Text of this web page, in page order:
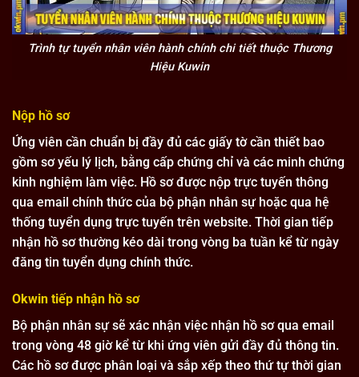
Trình tự tuyển nhân viên hành chính chi tiết thuộc Thương
Hiệu Kuwin
Nộp hồ sơ
Ứng viên cần chuẩn bị đầy đủ các giấy tờ cần thiết bao
gồm sơ yếu lý lịch, bằng cấp chứng chỉ và các minh chứng
kinh nghiệm làm việc. Hồ sơ được nộp trực tuyến thông
qua email chính thức của bộ phận nhân sự hoặc qua hệ
thống tuyển dụng trực tuyến trên website. Thời gian tiếp
nhận hồ sơ thường kéo dài trong vòng ba tuần kể từ ngày
đăng tin tuyển dụng chính thức.
Okwin tiếp nhận hồ sơ
Bộ phận nhân sự sẽ xác nhận việc nhận hồ sơ qua email
trong vòng 48 giờ kể từ khi ứng viên gửi đầy đủ thông tin.
Các hồ sơ được phân loại và sắp xếp theo thứ tự thời gian